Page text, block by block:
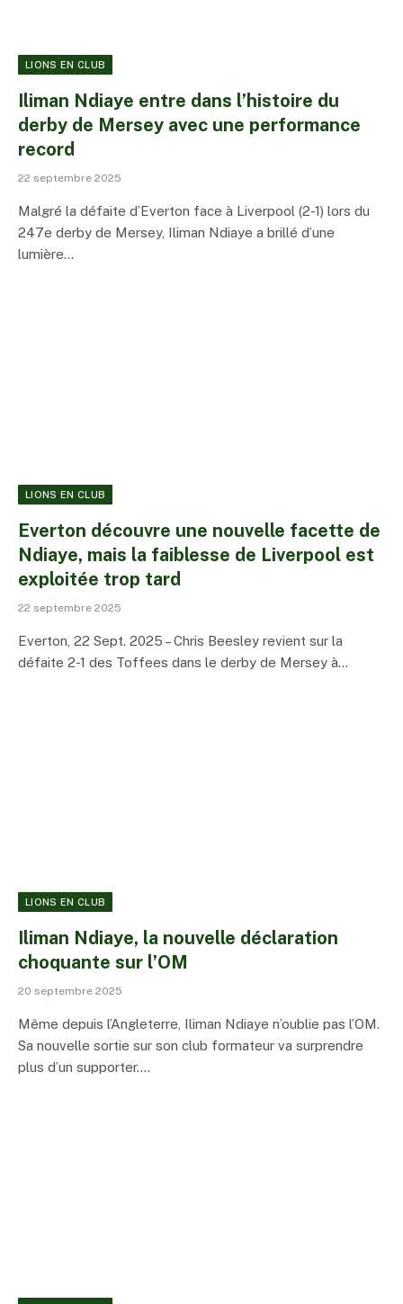
LIONS EN CLUB
Iliman Ndiaye entre dans l’histoire du
derby de Mersey avec une performance
record
22 septembre 2025
Malgré la défaite d’Everton face à Liverpool (2-1) lors du
247e derby de Mersey, Iliman Ndiaye a brillé d’une
lumière…
LIONS EN CLUB
Everton découvre une nouvelle facette de
Ndiaye, mais la faiblesse de Liverpool est
exploitée trop tard
22 septembre 2025
Everton, 22 Sept. 2025 – Chris Beesley revient sur la
défaite 2-1 des Toffees dans le derby de Mersey à…
LIONS EN CLUB
Iliman Ndiaye, la nouvelle déclaration
choquante sur l’OM
20 septembre 2025
Même depuis l’Angleterre, Iliman Ndiaye n’oublie pas l’OM.
Sa nouvelle sortie sur son club formateur va surprendre
plus d’un supporter.…